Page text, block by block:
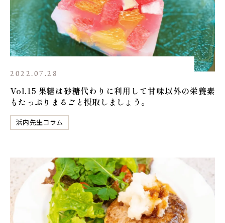
2022.07.28
Vol.15 果糖は砂糖代わりに利用して甘味以外の栄養素
もたっぷりまるごと摂取しましょう。
浜内先生コラム